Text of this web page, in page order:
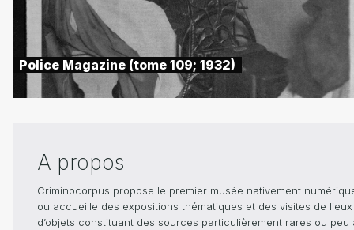
Police Magazine (tome 109; 1932)
A propos
Criminocorpus propose le premier musée nativement
ou accueille des expositions thématiques et des visites de
d’objets constituant des sources particulièrement rares ou